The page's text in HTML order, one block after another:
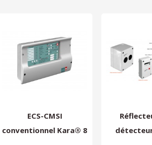
ECS-CMSI
conventionnel Kara® 8